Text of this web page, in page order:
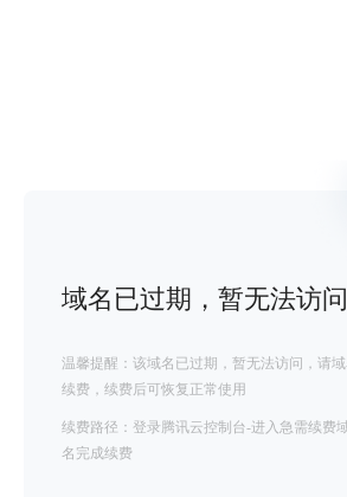
域名已过期，暂无法访问
温馨提醒：该域名已过期，暂无法访问，请
续费，续费后可恢复正常使用
续费路径：登录腾讯云控制台-进入急需续费
名完成续费